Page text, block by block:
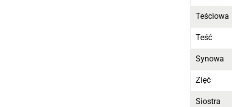
Teściowa
Teść
Synowa
Zięć
Siostra